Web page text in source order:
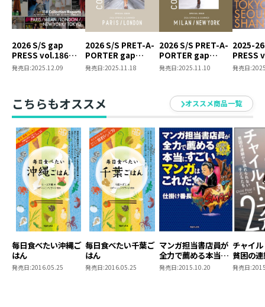
ISBN ： 9784866998817
体裁 ： Ｂ４判
発行元 ： TOブックス
世界の最新メンズコレクションをここに集約。シーズン
バイイングフォローや商品企画に欠かせないファッショ
ンディクショナリー。
欧米の主要各都市で開催されるメンズコレクションの全
貌を余すところなく収録。メンズシーンの動向をいち早
くキャッチし、豊富な情報量と臨場感溢れるワイドなビ
ジュアルで全世界に発信します。ブランドの軌跡や最新
トレンドを知る手がかりとして、メンズファッションの
歴史と未来に貢献する、ファッションコレクション誌の
決定版2冊セット。
2026 S/S gap
PRESS vol.186
PARIS / MILAN /
発売日:2025.12.09
2026 S/S PRET-A-
PORTER gap
COLLECTIONS
発売日:2025.11.18
2026 S/S PRET-A-
PORTER gap
COLLECTIONS
発売日:2025.11.10
2025-
PRESS
TOKYO
発売日:
こちらもオススメ オススメ商品一覧
毎日食べたい沖縄ご
はん
発売日:2016.05.25
毎日食べたい千葉ご
はん
発売日:2016.05.25
マンガ担当書店員が
全力で薦める本当に
すごいマンガはこれ
発売日:2015.10.20
チャイ
貧困の
られな
発売日: